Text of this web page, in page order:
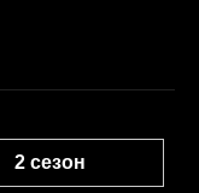
2 сезон